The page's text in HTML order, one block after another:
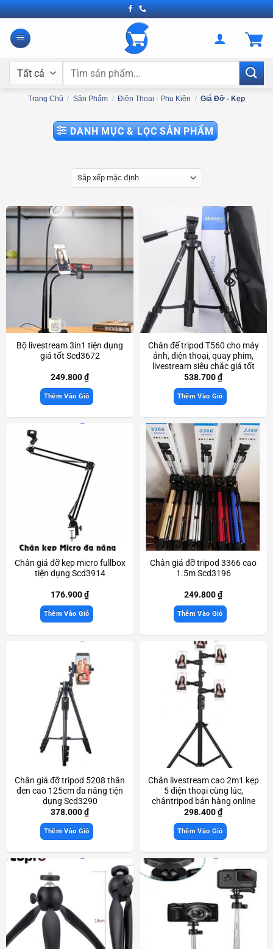
Bỏ
qua
nội
Tìm
Trang Chủ / Sản Phẩm / Điện Thoại - Phụ Kiện / Giá Đỡ - Kẹp
DANH MỤC & LỌC SẢN PHẨM
Bộ livestream 3in1 tiện dụng
giá tốt Scd3672
249.800₫
Thêm Vào Giỏ
Chân đế tripod T560 cho máy
ảnh, điện thoại, quay phim,
livestream siêu chắc giá tốt
Scd3942
538.700₫
Thêm Vào Giỏ
Chân giá đỡ kẹp micro fullbox
tiện dụng Scd3914
176.900₫
Thêm Vào Giỏ
Chân giá đỡ tripod 3366 cao
1.5m Scd3196
249.800₫
Thêm Vào Giỏ
Chân giá đỡ tripod 5208 thân
đen cao 125cm đa năng tiện
dụng Scd3290
378.000₫
Thêm Vào Giỏ
Chân livestream cao 2m1 kẹp
5 điện thoại cùng lúc,
chântripod bán hàng online
Scd3090
298.400₫
Thêm Vào Giỏ